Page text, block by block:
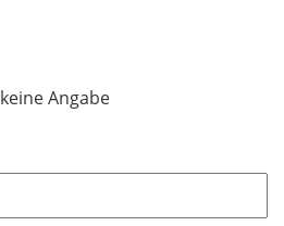
keine Angabe